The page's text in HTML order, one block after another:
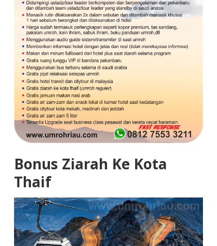
Bonus Ziarah Ke Kota
Thaif